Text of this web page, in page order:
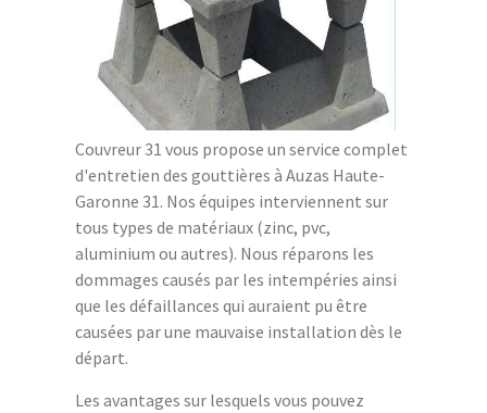
Couvreur 31 vous propose un service complet
d'entretien des gouttières à Auzas Haute-
Garonne 31. Nos équipes interviennent sur
tous types de matériaux (zinc, pvc,
aluminium ou autres). Nous réparons les
dommages causés par les intempéries ainsi
que les défaillances qui auraient pu être
causées par une mauvaise installation dès le
départ.
Les avantages sur lesquels vous pouvez